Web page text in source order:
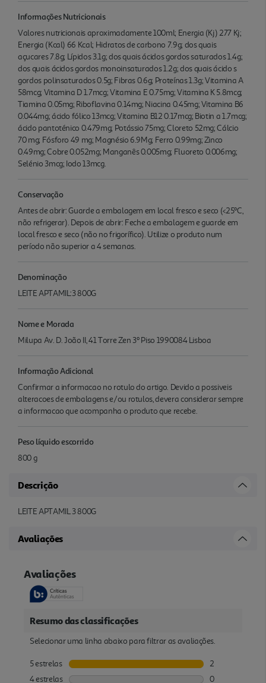
Informações Nutricionais
Valores nutricionais aproximadamente 100ml; Energia (Kj) 277 Kj;
Energia (Kcal) 66 Kcal; Hidratos de carbono 7.9g; dos quais
açucares 7.8g; Lípidos 3.1g; dos quais ácidos gordos saturados 1.4g;
dos quais ácidos gordos monoinsaturados 1.2g; dos quais ácido s
gordos polinsaturados 0.5g; Fibras 0.6g; Proteínas 1.3g; Vitamina A
58mcg; Vitamina D 1.7mcg; Vitamina E 0.75mg; Vitamina K 5.8mcg;
Tiamina 0.05mg; Riboflavina 0.14mg; Niacina 0.45mg; Vitamina B6
0.044mg; ácido fólico 13mcg; Vitamina B12 0.17mcg; Biotin a 1.7mcg;
ácido pantoténico 0.479mg; Potássio 75mg; Cloreto 52mg; Cálcio
70 mg; Fósforo 49 mg; Magnésio 6.9Mg; Ferro 0.99mg; Zinco
0.49mg; Cobre 0.052mg; Manganês 0.005mg; Fluoreto 0.006mg;
Selénio 3mcg; Iodo 13mcg.
Conservação
Antes de abrir: Guarde a embalagem em local fresco e seco (<25ºC,
não refrigerar). Depois de abrir: Feche a embalagem e guarde em
local fresco e seco (não no frigorífico). Utilize o produto num
período não superior a 4 semanas.
Denominação
LEITE APTAMIL:3 800G
Nome e Morada
Milupa Av. D. João II, 41 Torre Zen 3º Piso 1990084 Lisboa
Informação Adicional
Confirmar a informacao no rotulo do artigo. Devido a possiveis
alteracoes de embalagens e/ou rotulos, devera considerar sempre
a informacao que acompanha o produto que recebe.
Peso líquido escorrido
800 g
Descrição
LEITE APTAMIL 3 800G
Avaliações